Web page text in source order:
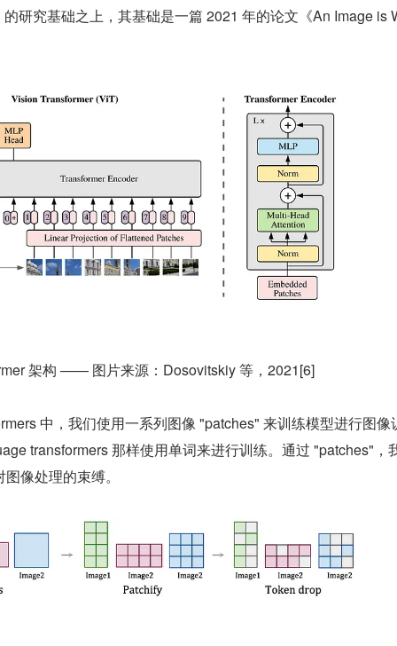
研究基础之上，其基础是一篇 2021 年的论文《An Image is
架构 —— 图片来源：Dosovitskiy 等，2021[6]
中，我们使用一系列图像 "patches" 来训练模型进行图像
transformers 那样使用单词来进行训练。通过 "patches"，
像处理的束缚。